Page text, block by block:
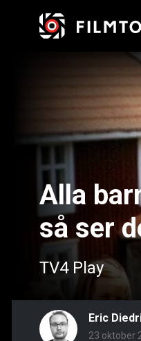
Alla
så ser
TV4 Play
Eric
23 oktober